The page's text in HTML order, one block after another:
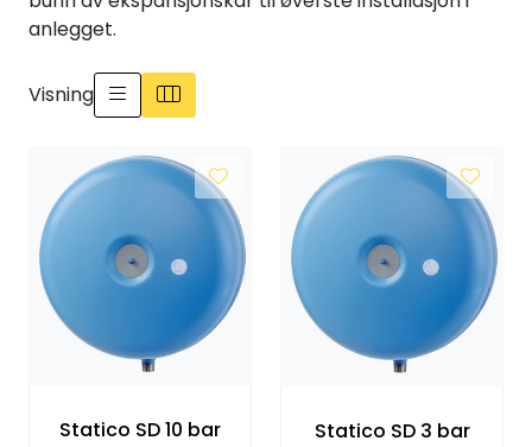
anlegget.
Visning
Statico SD 10 bar Statico SD 3 bar
Klemringskoblinger
Radiatorer
Planfront radiatorer